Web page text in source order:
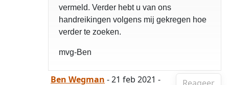
vermeld. Verder hebt u van ons
handreikingen volgens mij gekregen hoe
verder te zoeken.
mvg-Ben
Ben Wegman - 21 feb 2021 -